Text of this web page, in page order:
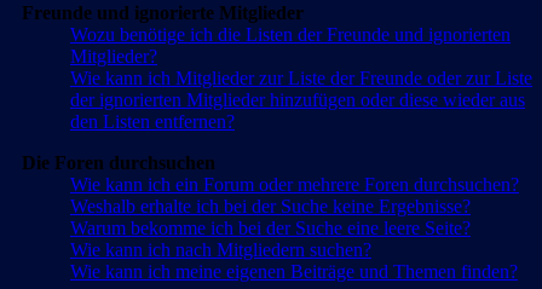
Freunde und ignorierte Mitglieder
Wozu benötige ich die Listen der Freunde und ignorierten
Mitglieder?
Wie kann ich Mitglieder zur Liste der Freunde oder zur Liste
der ignorierten Mitglieder hinzufügen oder diese wieder aus
den Listen entfernen?
Die Foren durchsuchen
Wie kann ich ein Forum oder mehrere Foren durchsuchen?
Weshalb erhalte ich bei der Suche keine Ergebnisse?
Warum bekomme ich bei der Suche eine leere Seite?
Wie kann ich nach Mitgliedern suchen?
Wie kann ich meine eigenen Beiträge und Themen finden?